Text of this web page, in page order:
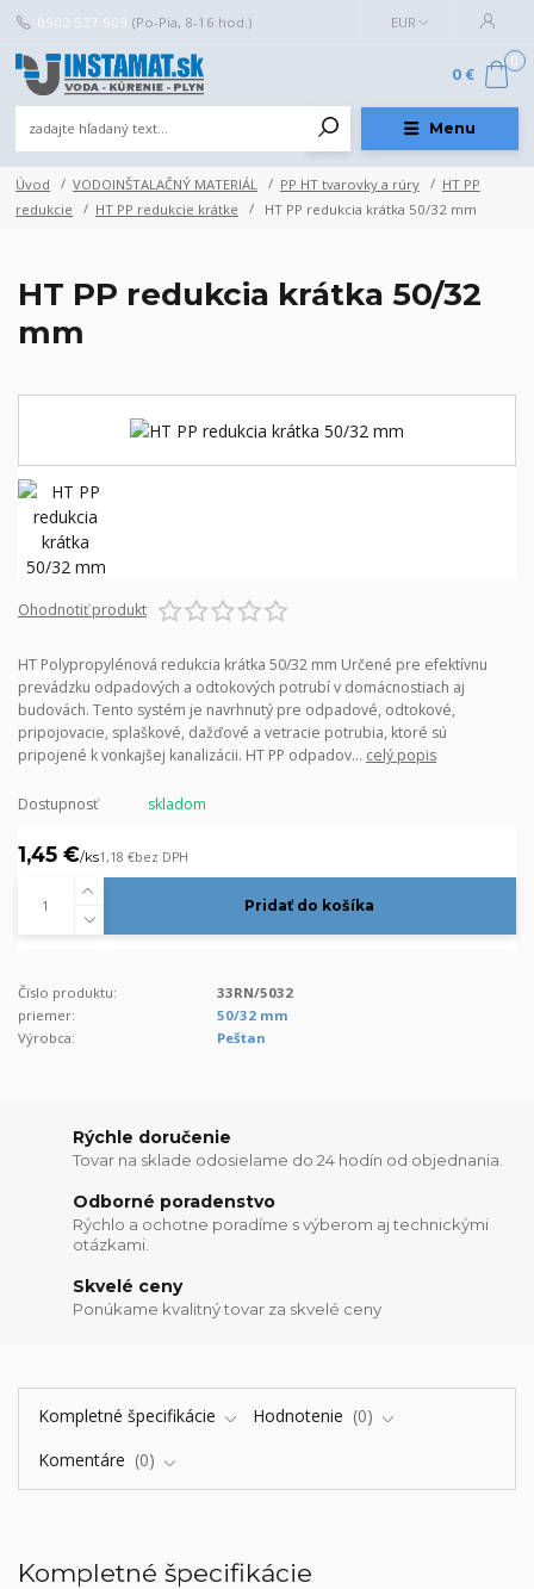
Menu
EUR
0902 527 909 (Po-Pia, 8-16 hod.)
0
0 €
Úvod VODOINŠTALAČNÝ MATERIÁL PP HT tvarovky a rúry
HT PP
redukcie
HT PP redukcie krátke HT PP redukcia krátka 50/32 mm
HT PP redukcia krátka 50/32
mm
Ohodnotiť produkt
HT Polypropylénová redukcia krátka 50/32 mm Určené pre efektívnu
prevádzku odpadových a odtokových potrubí v domácnostiach aj
budovách. Tento systém je navrhnutý pre odpadové, odtokové,
pripojovacie, splaškové, dažďové a vetracie potrubia, ktoré sú
pripojené k vonkajšej kanalizácii. HT PP odpadov... celý popis
Dostupnosť skladom
1,45 €/ks1,18 €bez DPH
Pridať do košíka
Číslo produktu:
33RN/5032
priemer:
50/32 mm
Výrobca:
Peštan
Rýchle doručenie
Tovar na sklade odosielame do 24 hodín od objednania.
Odborné poradenstvo
Rýchlo a ochotne poradíme s výberom aj technickými
otázkami.
Skvelé ceny
Ponúkame kvalitný tovar za skvelé ceny
Kompletné špecifikácie Hodnotenie
0
Komentáre
0
Kompletné špecifikácie